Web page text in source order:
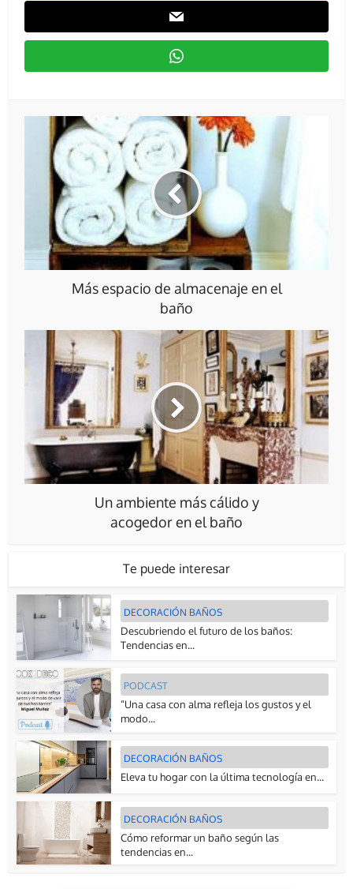
Más espacio de almacenaje en el
baño
Un ambiente más cálido y
acogedor en el baño
Te puede interesar
DECORACIÓN BAÑOS
Descubriendo el futuro de los baños:
Tendencias en...
PODCAST
“Una casa con alma refleja los gustos y el
modo...
DECORACIÓN BAÑOS
Eleva tu hogar con la última tecnología en...
DECORACIÓN BAÑOS
Cómo reformar un baño según las
tendencias en...